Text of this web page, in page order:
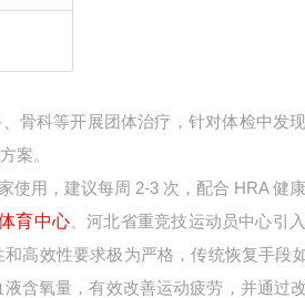
骨科等开展团体治疗，针对体检中发
案。
使用，建议每周 2-3 次，配合 HRA健
育中心 、河北省重竞技运动员中心引
高效性要求极为严格，传统恢复手段
含氧量，有效改善运动疲劳，并通过